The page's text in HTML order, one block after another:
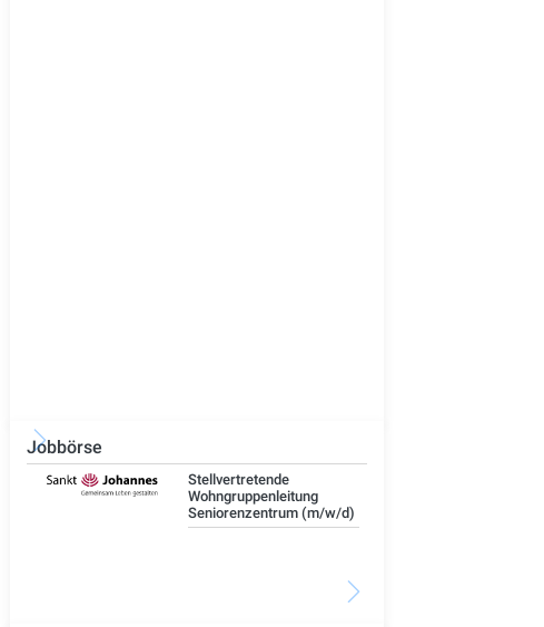
Jobbörse
Stellvertretende
Wohngruppenleitung
Seniorenzentrum (m/w/d)